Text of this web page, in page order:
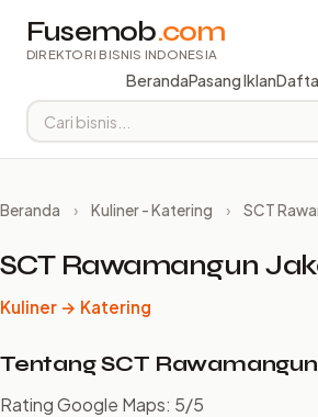
Fusemob.com
DIREKTORI BISNIS INDONESIA
BerandaPasang Iklan
Beranda › Kuliner - Katering › SCT
SCT Rawamangun
Kuliner → Katering
Tentang SCT
Rating Google Maps: 5/5